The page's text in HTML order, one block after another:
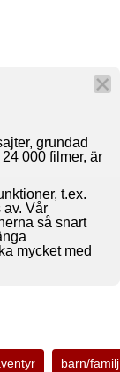
grundad
000 filmer, är
t.ex.
av. Vår
så snart
mycket med
barn/familj